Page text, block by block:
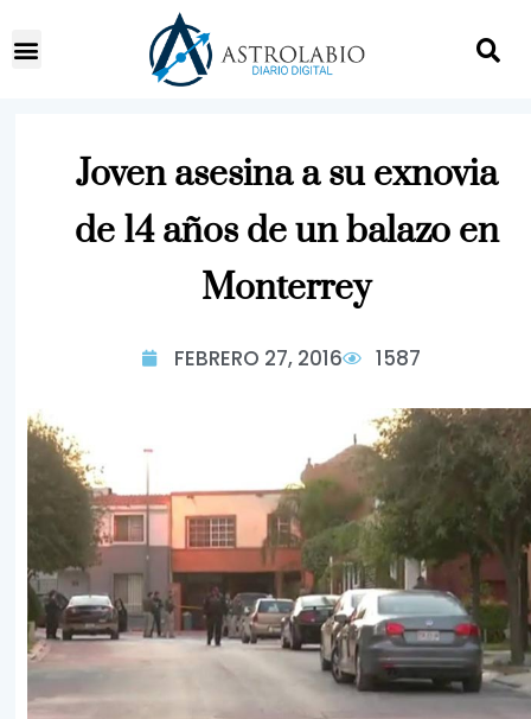
Joven asesina a su exnovia
de 14 años de un balazo en
Monterrey
FEBRERO 27, 2016 1587